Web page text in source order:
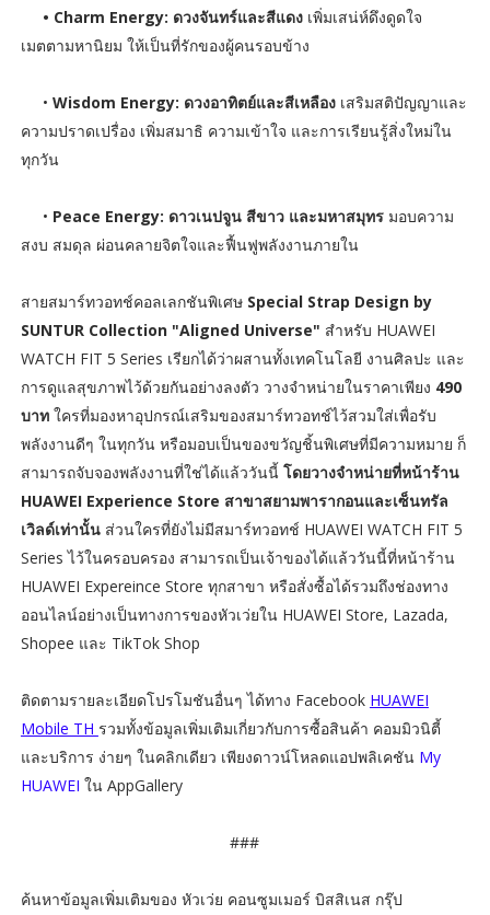
• Charm Energy: ดวงจันทร์และสีแดง เพิ่มเสน่ห์ดึงดูดใจ
เมตตามหานิยม ให้เป็นที่รักของผู้คนรอบข้าง
• Wisdom Energy: ดวงอาทิตย์และสีเหลือง เสริมสติปัญญาและ
ความปราดเปรื่อง เพิ่มสมาธิ ความเข้าใจ และการเรียนรู้สิ่งใหม่ใน
ทุกวัน
• Peace Energy: ดาวเนปจูน สีขาว และมหาสมุทรมอบความ
สงบ สมดุล ผ่อนคลายจิตใจและฟื้นฟูพลังงานภายใน
สายสมาร์ทวอทช์คอลเลกชันพิเศษ Special Strap Design by
SUNTUR Collection "Aligned Universe" สำหรับ HUAWEI
WATCH FIT 5 Series เรียกได้ว่าผสานทั้งเทคโนโลยี งานศิลปะ และ
การดูแลสุขภาพไว้ด้วยกันอย่างลงตัว วางจำหน่ายในราคาเพียง 490
บาทใครที่มองหาอุปกรณ์เสริมของสมาร์ทวอทช์ไว้สวมใส่เพื่อรับ
พลังงานดีๆ ในทุกวัน หรือมอบเป็นของขวัญชิ้นพิเศษที่มีความหมาย ก็
สามารถจับจองพลังงานที่ใช่ได้แล้ววันนี้ โดยวางจำหน่ายที่หน้าร้าน
HUAWEI Experience Store สาขาสยามพารากอนและเซ็นทรัล
เวิลด์เท่านั้น ส่วนใครที่ยังไม่มีสมาร์ทวอทช์ HUAWEI WATCH FIT 5
Series ไว้ในครอบครอง สามารถเป็นเจ้าของได้แล้ววันนี้ที่หน้าร้าน
HUAWEI Expereince Store ทุกสาขา หรือสั่งซื้อได้รวมถึงช่องทาง
ออนไลน์อย่างเป็นทางการของหัวเว่ยใน HUAWEI Store, Lazada,
Shopee และ TikTok Shop
ติดตามรายละเอียดโปรโมชันอื่นๆ ได้ทาง Facebook HUAWEI
Mobile TH รวมทั้งข้อมูลเพิ่มเติมเกี่ยวกับการซื้อสินค้า คอมมิวนิตี้
และบริการ ง่ายๆ ในคลิกเดียว เพียงดาวน์โหลดแอปพลิเคชัน My
HUAWEI ใน AppGallery
###
ค้นหาข้อมูลเพิ่มเติมของ หัวเว่ย คอนซูมเมอร์ บิสสิเนส กรุ๊ป